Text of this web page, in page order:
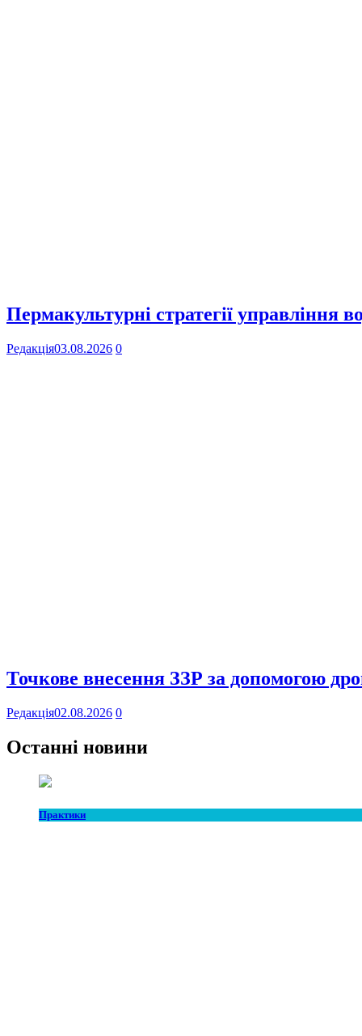
Пермакультурні стратегії управління
Редакція03.08.2026 0
Точкове внесення ЗЗР за допомогою
Редакція02.08.2026 0
Останні новини
Практики